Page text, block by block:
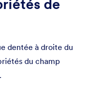
de
dentée à droite du
du champ